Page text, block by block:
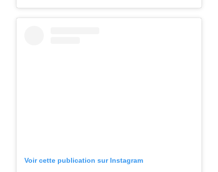
Voir cette publication sur Instagram